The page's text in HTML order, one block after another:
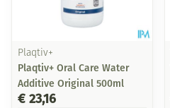
Plaqtiv+
Plaqtiv+ Oral Care Water
Additive Original 500ml
€ 23,16